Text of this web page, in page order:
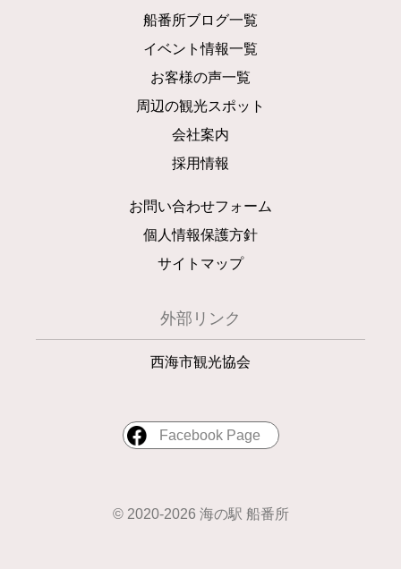
船番所ブログ一覧
イベント情報一覧
お客様の声一覧
周辺の観光スポット
会社案内
採用情報
お問い合わせフォーム
個人情報保護方針
サイトマップ
外部リンク
西海市観光協会
Facebook Page
© 2020-2026 海の駅 船番所